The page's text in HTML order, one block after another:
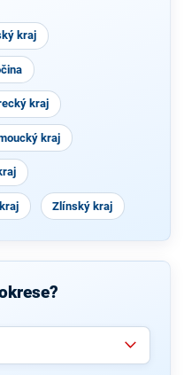
kraj
kraj
kraj
Zlínský kraj